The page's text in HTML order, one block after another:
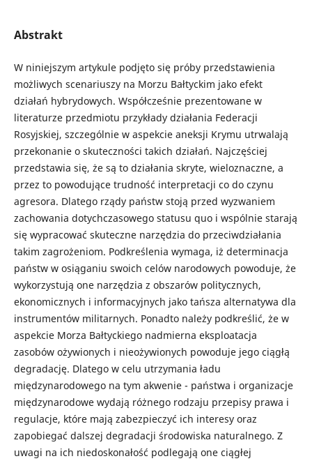
Abstrakt
W niniejszym artykule podjęto się próby przedstawienia
możliwych scenariuszy na Morzu Bałtyckim jako efekt
działań hybrydowych. Współcześnie prezentowane w
literaturze przedmiotu przykłady działania Federacji
Rosyjskiej, szczególnie w aspekcie aneksji Krymu utrwalają
przekonanie o skuteczności takich działań. Najczęściej
przedstawia się, że są to działania skryte, wieloznaczne, a
przez to powodujące trudność interpretacji co do czynu
agresora. Dlatego rządy państw stoją przed wyzwaniem
zachowania dotychczasowego statusu quo i wspólnie starają
się wypracować skuteczne narzędzia do przeciwdziałania
takim zagrożeniom. Podkreślenia wymaga, iż determinacja
państw w osiąganiu swoich celów narodowych powoduje, że
wykorzystują one narzędzia z obszarów politycznych,
ekonomicznych i informacyjnych jako tańsza alternatywa dla
instrumentów militarnych. Ponadto należy podkreślić, że w
aspekcie Morza Bałtyckiego nadmierna eksploatacja
zasobów ożywionych i nieożywionych powoduje jego ciągłą
degradację. Dlatego w celu utrzymania ładu
międzynarodowego na tym akwenie - państwa i organizacje
międzynarodowe wydają różnego rodzaju przepisy prawa i
regulacje, które mają zabezpieczyć ich interesy oraz
zapobiegać dalszej degradacji środowiska naturalnego. Z
uwagi na ich niedoskonałość podlegają one ciągłej